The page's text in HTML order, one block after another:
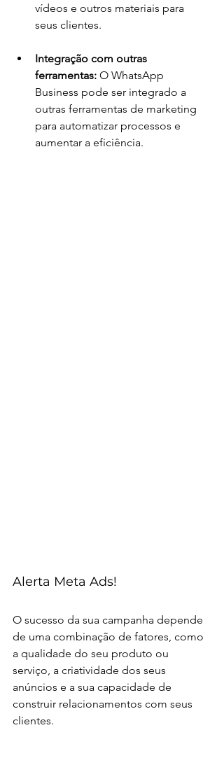
vídeos e outros materiais para
seus clientes.
Integração com outras
ferramentas: O WhatsApp
Business pode ser integrado a
outras ferramentas de marketing
para automatizar processos e
aumentar a eficiência.
Alerta Meta Ads!
O sucesso da sua campanha depende
de uma combinação de fatores, como
a qualidade do seu produto ou
serviço, a criatividade dos seus
anúncios e a sua capacidade de
construir relacionamentos com seus
clientes.